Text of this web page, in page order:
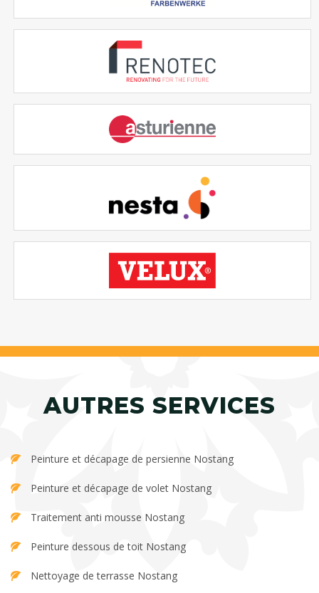
AUTRES SERVICES
Peinture et décapage de persienne Nostang
Peinture et décapage de volet Nostang
Traitement anti mousse Nostang
Peinture dessous de toit Nostang
Nettoyage de terrasse Nostang